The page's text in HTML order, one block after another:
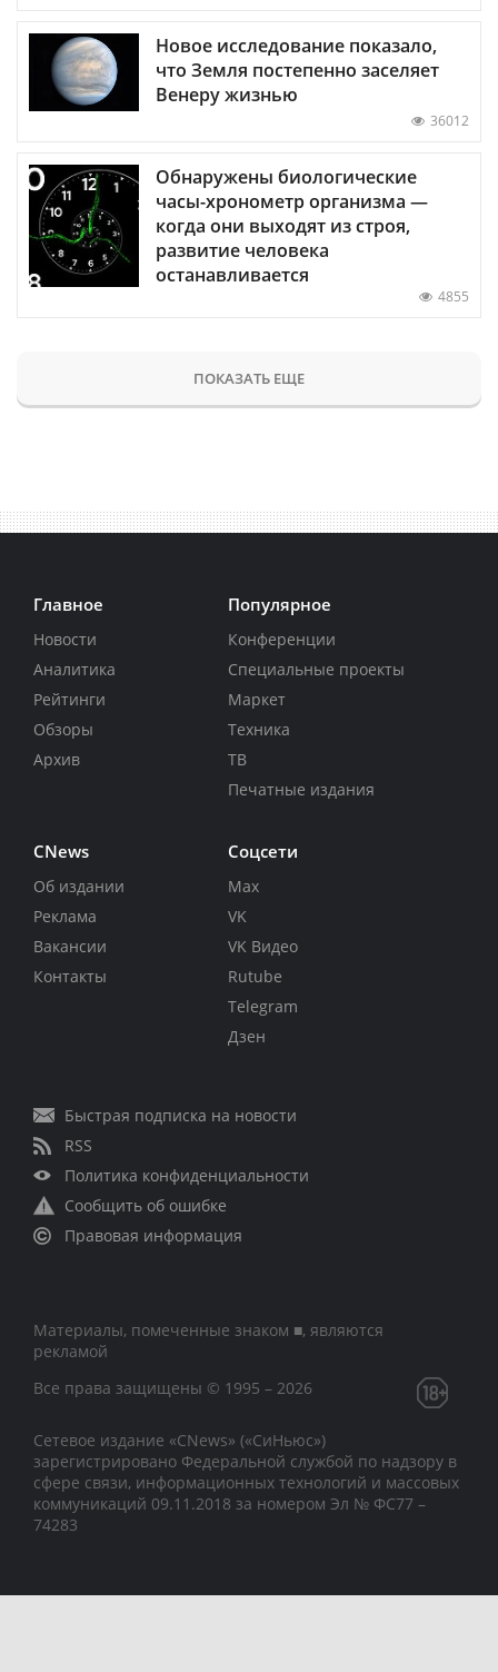
Новое исследование показало,
что Земля постепенно заселяет
Венеру жизнью
36012
Обнаружены биологические
часы-хронометр организма —
когда они выходят из строя,
развитие человека
останавливается
4855
ПОКАЗАТЬ ЕЩЕ
Главное
Новости
Аналитика
Рейтинги
Обзоры
Архив
Популярное
Конференции
Специальные проекты
Маркет
Техника
ТВ
Печатные издания
CNews
Об издании
Реклама
Вакансии
Контакты
Соцсети
Max
VK
VK Видео
Rutube
Telegram
Дзен
Быстрая подписка на новости
RSS
Политика конфиденциальности
Сообщить об ошибке
Правовая информация
Материалы, помеченные знаком ■, являются
рекламой
Все права защищены © 1995 – 2026
Сетевое издание «CNews» («СиНьюс»)
зарегистрировано Федеральной службой по надзору в
сфере связи, информационных технологий и массовых
коммуникаций 09.11.2018 за номером Эл № ФС77 –
74283